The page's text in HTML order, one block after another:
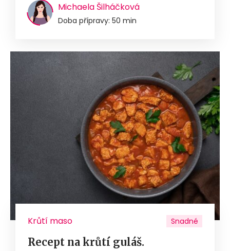
Michaela Šilháčková
Doba přípravy: 50 min
Krůtí maso Snadné
Recept na krůtí guláš.